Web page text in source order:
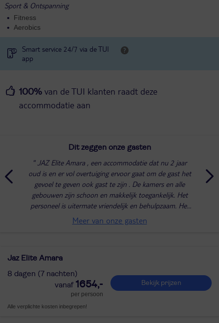
Sport & Ontspanning
Fitness
Aerobics
Smart service 24/7 via de TUI
app
100%van de TUI klanten raadt deze
accommodatie aan
Dit zeggen onze gasten
JAZ Elite Amara , een accommodatie dat nu 2 jaar
oud is en er vol overtuiging ervoor gaat om de gast het
gevoel te geven ook gast te zijn . De kamers en alle
gebouwen zijn schoon en makkelijk toegankelijk. Het
personeel is uitermate vriendelijk en behulpzaam. Het
eten is afwisselend en van goede...
Meer van onze gasten
Jaz Elite Amara
8 dagen (7 nachten)
1654,-
per persoon
Bekijk prijzen
Alle verplichte kosten inbegrepen!